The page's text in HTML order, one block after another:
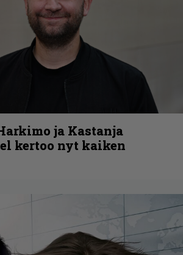
ja Kastanja
kertoo nyt kaiken